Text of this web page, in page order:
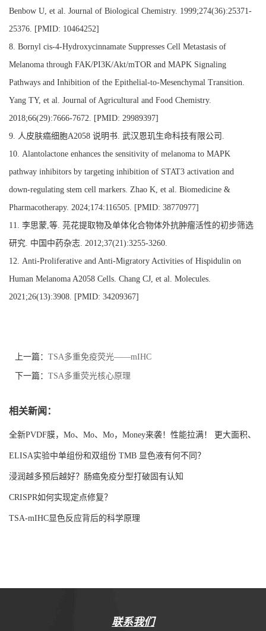
Benbow U, et al. Journal of Biological Chemistry. 1999;274(36):25371-
25376.
[PMID: 10464252]
8. Bornyl cis-4-Hydroxycinnamate Suppresses Cell Metastasis of
Melanoma through FAK/PI3K/Akt/mTOR and MAPK Signaling
Pathways and Inhibition of the Epithelial-to-Mesenchymal Transition.
Yang TY, et al. Journal of Agricultural and Food Chemistry.
2018;66(29):7666-7672.
[PMID: 29989397]
9.
人皮肤癌细胞A2058 说明书 武汉恩玑生命科技有限公司
10. Alantolactone enhances the sensitivity of melanoma to MAPK
pathway inhibitors by targeting inhibition of STAT3 activation and
down-regulating stem cell markers. Zhao K, et al. Biomedicine &
Pharmacotherapy. 2024;174:116505.
[PMID: 38770977]
11. 李思蒙 等 芫花提取物及单体化合物体外抗肿瘤活性的初步筛选
研究 中国中药杂志 . 2012;37(21):3255-3260.
12. Anti-Proliferative and Anti-Migratory Activities of Hispidulin on
Human Melanoma A2058 Cells. Chang CJ, et al. Molecules.
2021;26(13):3908.
[PMID: 34209367]
上一篇： TSA多重免疫荧光——mIHC
下一篇： TSA多重荧光核心原理
相关新闻：
全新PVDF膜，Mo、Mo、Mo，Money来袭！性能拉满！ 更大面积、
更强吸附！
ELISA实验中单组份和双组份 TMB 显色液有何不同？
浸润越多预后越好？肠癌免疫分型打破固有认知
CRISPR如何实现定点修复？
TSA-mIHC显色反应背后的科学原理
联系我们